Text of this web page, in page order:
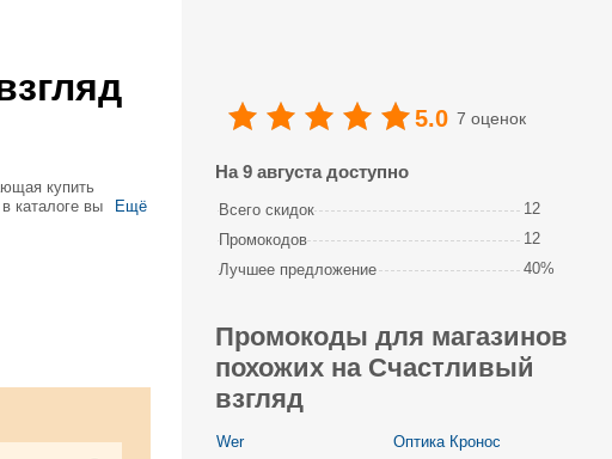
купить
каталоге вы
Ещё
5.0 7 оценок
На 9 августа доступно
Всего скидок
12
Промокодов
12
Лучшее предложение
40%
Промокоды для магазинов
похожих на Счастливый
взгляд
Wer
Оптика Кронос